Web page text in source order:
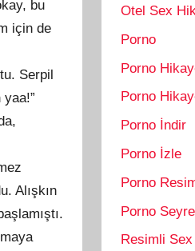
bu
için de
Serpil
Alışkın
Otel Sex
Porno
Porno
Porno
Porno İndir
Porno İzle
Porno
Porno
Resimli